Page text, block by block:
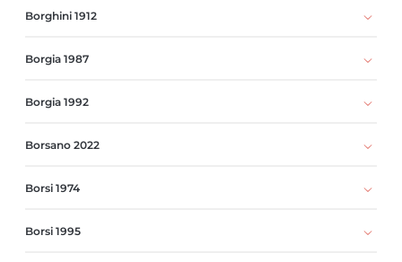
Borghini 1912
Borgia 1987
Borgia 1992
Borsano 2022
Borsi 1974
Borsi 1995